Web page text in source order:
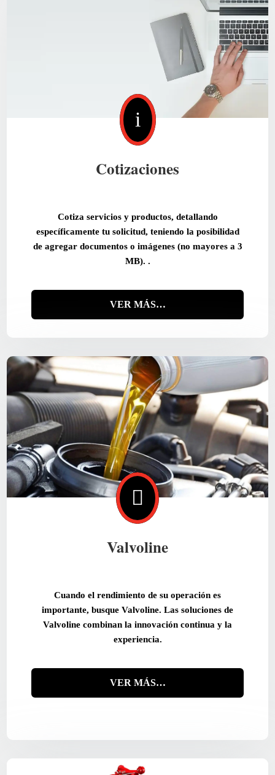
i
Cotizaciones
Cotiza servicios y productos, detallando
específicamente tu solicitud, teniendo la posibilidad
de agregar documentos o imágenes (no mayores a 3
MB). .
VER MÁS…

Valvoline
Cuando el rendimiento de su operación es
importante, busque Valvoline. Las soluciones de
Valvoline combinan la innovación continua y la
experiencia.
VER MÁS…